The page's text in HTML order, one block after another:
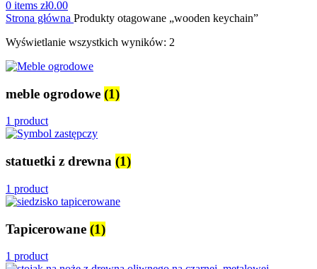
0 items zł0.00
Strona główna Produkty otagowane „wooden keychain”
Wyświetlanie wszystkich wyników: 2
meble ogrodowe (1)
1 product
statuetki z drewna (1)
1 product
Tapicerowane (1)
1 product